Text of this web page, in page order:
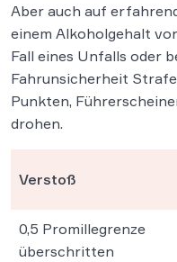
Aber auch auf
einem Alkoholgehalt
Fall eines Unfalls oder
Fahrunsicherheit
Punkten,
drohen.
Verstoß
0,5 Promillegrenze
überschritten